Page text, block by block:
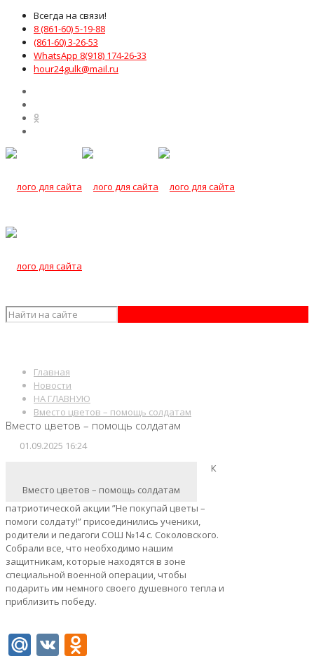
Всегда на связи!
8 (861-60) 5-19-88
(861-60) 3-26-53
WhatsApp 8(918) 174-26-33
hour24gulk@mail.ru
Главная
Новости
НА ГЛАВНУЮ
Вместо цветов – помощь солдатам
Вместо цветов – помощь солдатам
01.09.2025 16:24
Вместо цветов – помощь солдатам
К
патриотической акции ”Не покупай цветы –
помоги солдату!” присоединились ученики,
родители и педагоги СОШ №14 с. Соколовского.
Собрали все, что необходимо нашим
защитникам, которые находятся в зоне
специальной военной операции, чтобы
подарить им немного своего душевного тепла и
приблизить победу.
Mail.Ru
VK